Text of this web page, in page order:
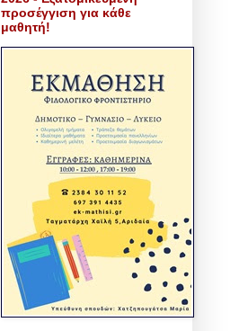
προσέγγιση για κάθε
μαθητή!